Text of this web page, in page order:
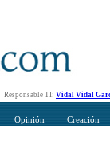
TI: Vidal Vidal
Opinión Creación